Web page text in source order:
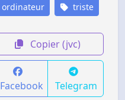
ordinateur triste
Copier (jvc)
Facebook Telegram